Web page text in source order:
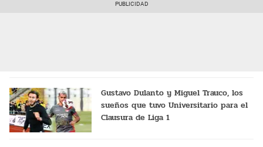
Gustavo Dulanto y Miguel Trauco, los
sueños que tuvo Universitario para el
Clausura de Liga 1